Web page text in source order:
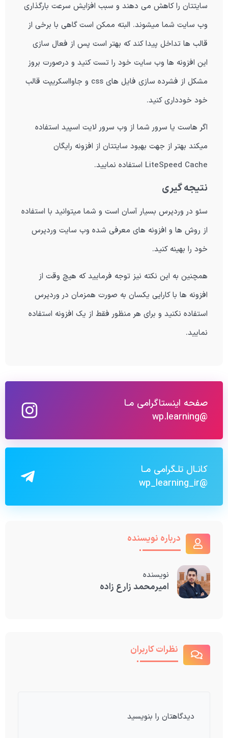
سایتتان را کاهش می دهند و سبب افزایش سرعت بارگذاری
وب سایت شما میشوند. البته ممکن است گاهی با برخی از
قالب ها تداخل پیدا کند که بهتر است پس از فعال سازی
این افزونه ها وب سایت خود را تست کنید و درصورت بروز
مشکل از فشرده سازی فایل های css و جاوااسکریپت قالب
خود خودداری کنید.
اگر هاست یا سرور شما از وب سرور لایت اسپید استفاده
میکند بهتر از جهت بهبود سایتتان از افزونه رایگان
LiteSpeed Cache استفاده نمایید.
نتیجه گیری
سئو در وردپرس بسیار آسان است و شما میتوانید با استفاده
از روش ها و افزونه های معرفی شده وب سایت وردپرس
خود را بهینه کنید.
همچنین به این نکته نیز توجه فرمایید که هیچ وقت از
افزونه ها با کارایی یکسان به صورت همزمان در وردپرس
استفاده نکنید و برای هر منظور فقط از یک افزونه استفاده
نمایید.
صفحه اینستاگرامی مـا
@wp.learning
کانـال تلـگرامی مـا
@wp_learning_ir
درباره نویسنده
نویسنده
امیرمحمد زارع زاده
نظرات کاربران
دیدگاهتان را بنویسید